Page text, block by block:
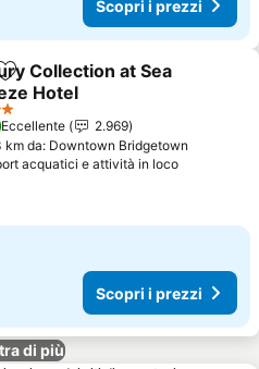
Scopri i prezzi
Aggiungi ai preferiti
Collection at Sea
Hotel
i prezzi
Eccellente
2.969
km da: Downtown Bridgetown
acquatici e attività in locoScopri i
Scopri i prezzi
di più